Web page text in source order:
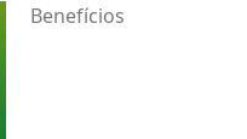
Benefícios